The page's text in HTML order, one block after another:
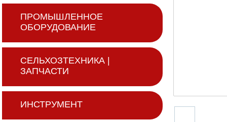
ПРОМЫШЛЕННОЕ
ОБОРУДОВАНИЕ
СЕЛЬХОЗТЕХНИКА |
ЗАПЧАСТИ
ИНСТРУМЕНТ